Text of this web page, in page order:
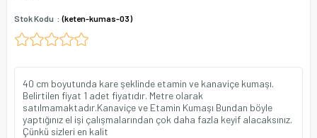
Stok Kodu (keten-kumas-03)
40 cm boyutunda kare şeklinde etamin ve kanaviçe kumaşı.
Belirtilen fiyat 1 adet fiyatıdır. Metre olarak
satılmamaktadır.Kanaviçe ve Etamin Kumaşı Bundan böyle
yaptığınız el işi çalışmalarından çok daha fazla keyif alacaksınız.
Çünkü sizleri en kalit